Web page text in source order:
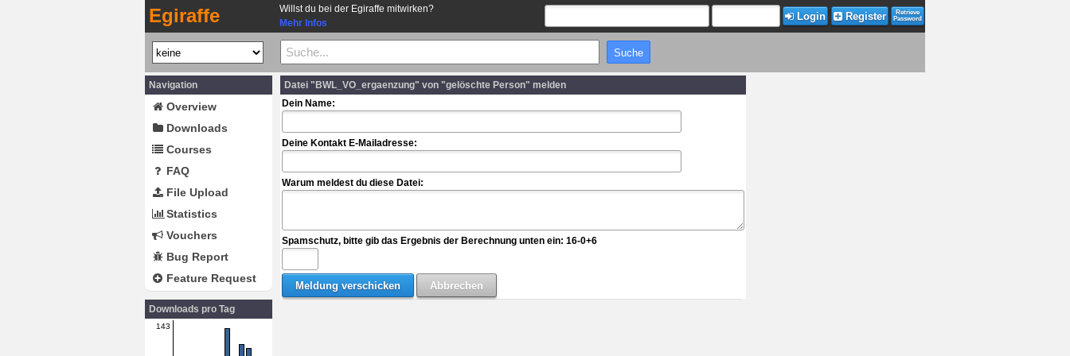
Egiraffe
Willst du bei der Egiraffe mitwirken?
Mehr Infos
Login Register
Retrieve
Password
Navigation
Overview
Downloads
Courses
FAQ
File Upload
Statistics
Vouchers
Bug Report
Feature Request
Downloads pro Tag
143
Datei "BWL_VO_ergaenzung" von "gelöschte Person" melden
Dein Name:
Deine Kontakt E-Mailadresse:
Warum meldest du diese Datei:
Spamschutz, bitte gib das Ergebnis der Berechnung unten ein: 16-0+6